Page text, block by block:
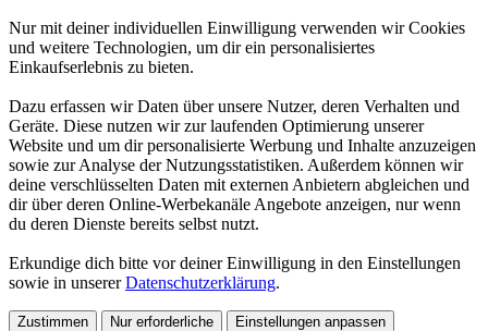
Nur mit deiner individuellen Einwilligung verwenden wir Cookies
und weitere Technologien, um dir ein personalisiertes
Einkaufserlebnis zu bieten.
Dazu erfassen wir Daten über unsere Nutzer, deren Verhalten und
Geräte. Diese nutzen wir zur laufenden Optimierung unserer
Website und um dir personalisierte Werbung und Inhalte anzuzeigen
sowie zur Analyse der Nutzungsstatistiken. Außerdem können wir
deine verschlüsselten Daten mit externen Anbietern abgleichen und
dir über deren Online-Werbekanäle Angebote anzeigen, nur wenn
du deren Dienste bereits selbst nutzt.
Erkundige dich bitte vor deiner Einwilligung in den Einstellungen
sowie in unsererDatenschutzerklärung.
Zustimmen Nur erforderliche Einstellungen anpassen